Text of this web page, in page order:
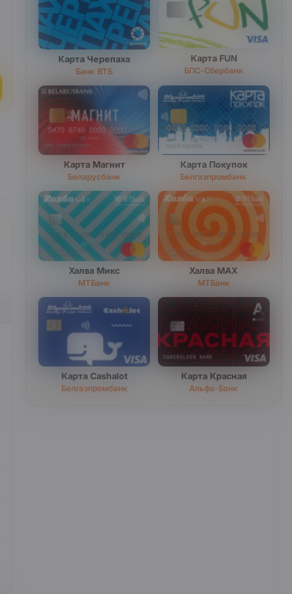
Карта Черепаха
Банк ВТБ
Карта FUN
БПС-Сбербанк
Карта Магнит
Беларусбанк
Карта Покупок
Белгазпромбанк
Халва Микс
МТБанк
Халва MAX
МТБанк
Карта Cashalot
Белгазпромбанк
Карта Красная
Альфа-Банк